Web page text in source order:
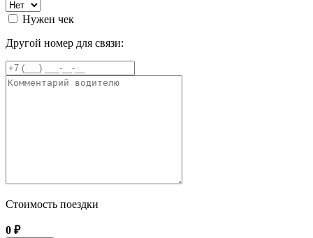
Нужен чек
Другой номер для связи:
Стоимость поездки
0 ₽